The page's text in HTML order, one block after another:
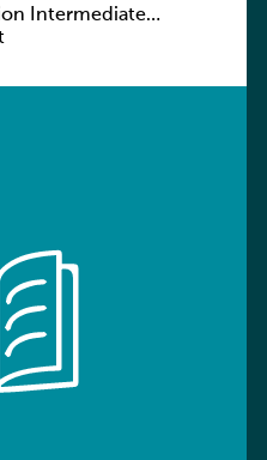
Intermediate